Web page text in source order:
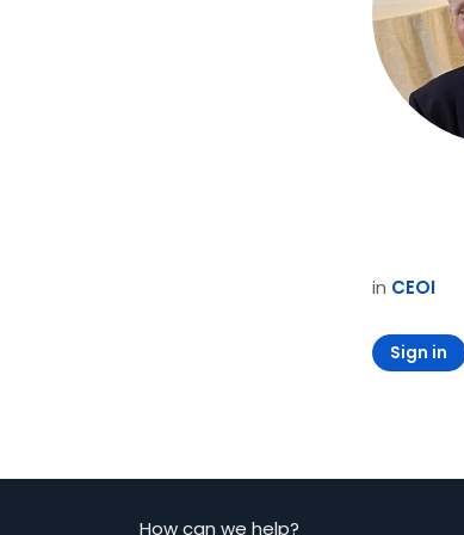
in CEOI
Sign in
How can we help?